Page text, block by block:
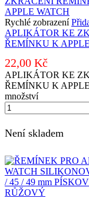
Rychlé zobrazení
APLIKÁTOR KE
ŘEMÍNKU K
22,00 Kč
APLIKÁTOR KE
ŘEMÍNKU K
množství
Není skladem